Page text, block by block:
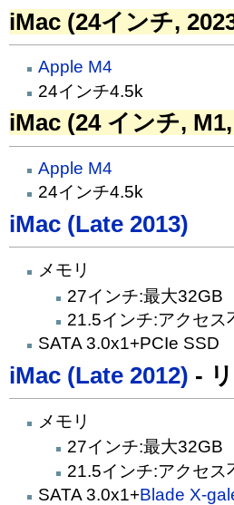
iMac (24インチ,
Apple M4
24インチ4.5k
iMac (24 インチ,
Apple M4
24インチ4.5k
iMac (Late 2013)
メモリ
27インチ:最大32GB
21.5インチ:アクセス
SATA 3.0x1+PCIe SSD
iMac (Late 2012) -
メモリ
27インチ:最大32GB
21.5インチ:アクセス
SATA 3.0x1+Blade X-